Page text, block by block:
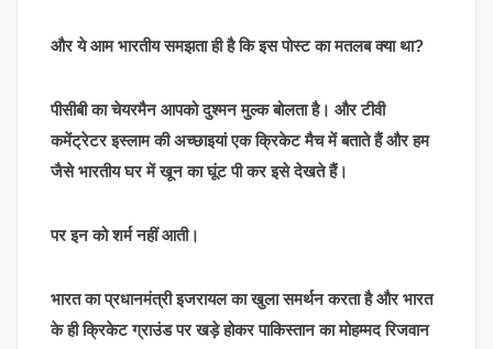
और ये आम भारतीय समझता ही है कि इस पोस्ट का मतलब क्या था?
पीसीबी का चेयरमैन आपको दुश्मन मुल्क बोलता है। और टीवी
कमेंट्रेटर इस्लाम की अच्छाइयां एक क्रिकेट मैच में बताते हैं और हम
जैसे भारतीय घर में खून का घूंट पी कर इसे देखते हैं।
पर इन को शर्म नहीं आती।
भारत का प्रधानमंत्री इजरायल का खुला समर्थन करता है और भारत
के ही क्रिकेट ग्राउंड पर खड़े होकर पाकिस्तान का मोहम्मद रिजवान